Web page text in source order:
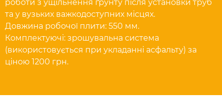
роботи з ущільнення ґрунту після установки труб
та у вузьких важкодоступних місцях.
Довжина робочої плити: 550 мм.
Комплектуючі: зрошувальна система
(використовується при укладанні асфальту) за
ціною 1200 грн.